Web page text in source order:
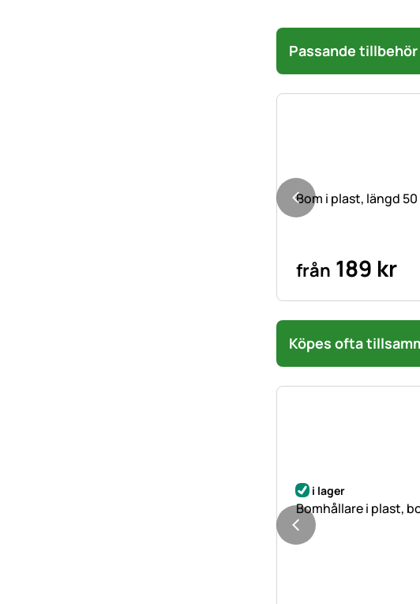
Passande tillbehör
Bom i plast, längd
från 189 kr
Köpes ofta
i lager
Bomhållare i plast,